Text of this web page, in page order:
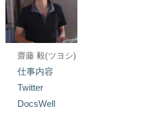
齋藤 毅(ツヨシ)
仕事内容
Twitter
DocsWell